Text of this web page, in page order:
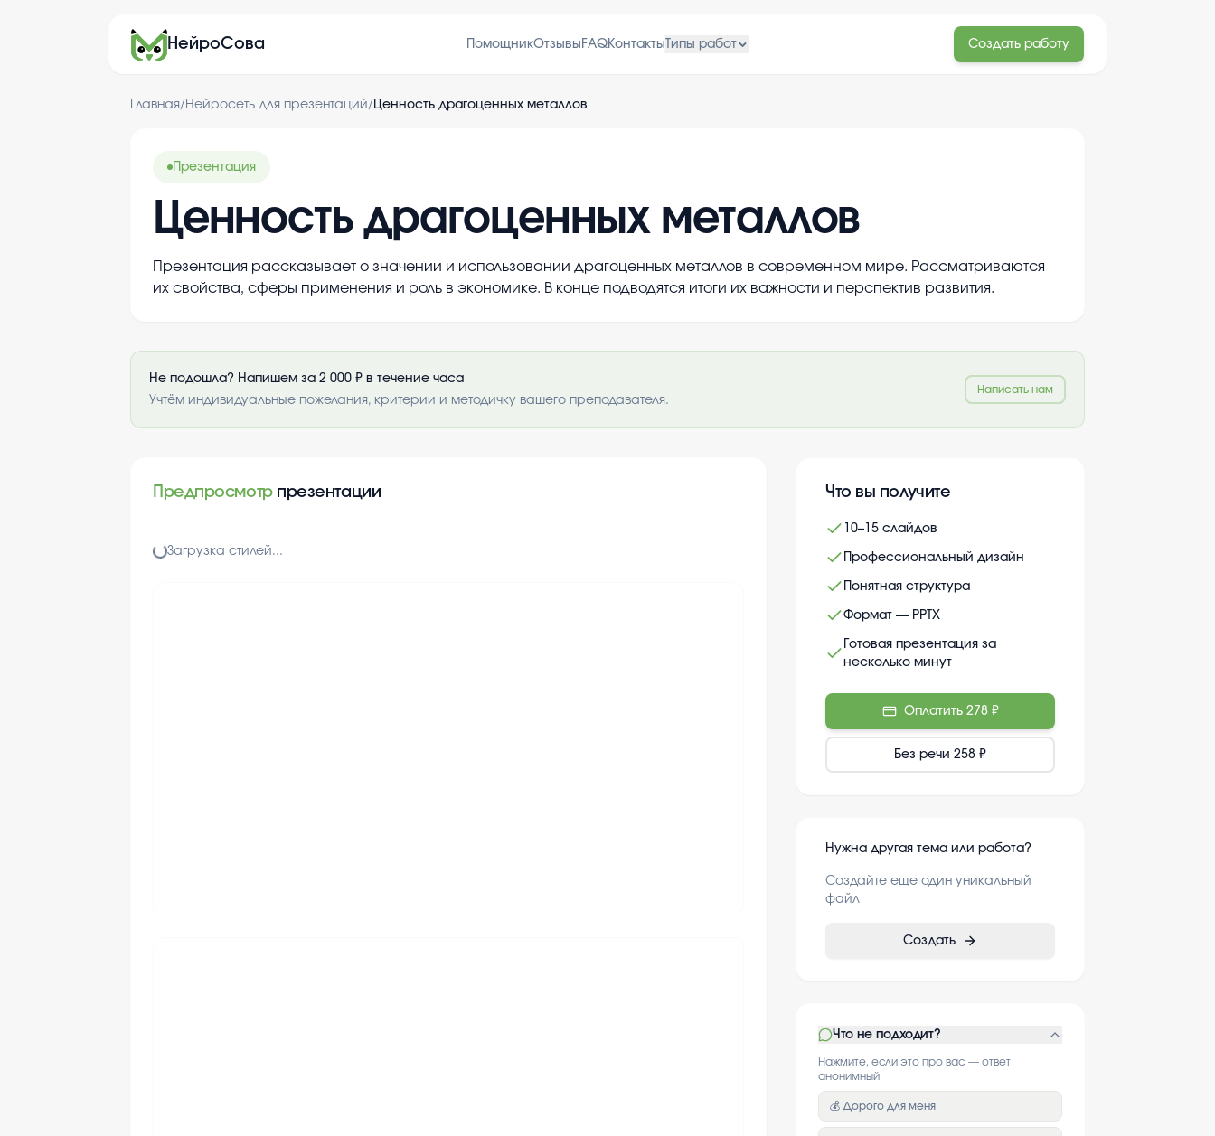
НейроСова ПомощникОтзывы FAQКонтакты Типы работ Создать работу
Главная/ Нейросеть для презентаций/ Ценность драгоценных металлов
Презентация
Ценность драгоценных металлов
Презентация рассказывает о значении и использовании драгоценных металлов в современном мире. Рассматриваются
их свойства, сферы применения и роль в экономике. В конце подводятся итоги их важности и перспектив развития.
Не подошла? Напишем за 2 000 ₽ в течение часа
Учтём индивидуальные пожелания, критерии и методичку вашего преподавателя.
Написать нам
Предпросмотр презентации
Загрузка стилей...
Что вы получите
10–15 слайдов
Профессиональный дизайн
Понятная структура
Формат — PPTX
Готовая презентация за
несколько минут
Оплатить 278 ₽
Без речи 258 ₽
Нужна другая тема или работа?
Создайте еще один уникальный
файл
Создать
Что не подходит?
Нажмите, если это про вас — ответ
анонимный
💰 Дорого для меня